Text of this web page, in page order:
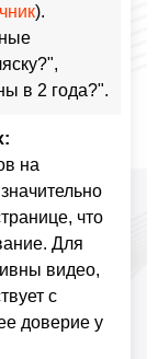
).
в 2 года?".
на
что
Для
видео,
с
доверие у